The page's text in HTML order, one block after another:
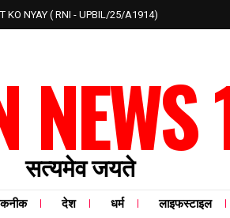
KO NYAY ( RNI - UPBIL/25/A1914)
NEWS
सत्यमेव जयते
देश धर्म लाइफस्टाइल